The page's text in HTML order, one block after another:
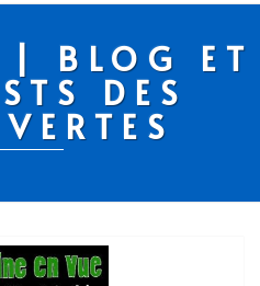
| BLOG ET
DES